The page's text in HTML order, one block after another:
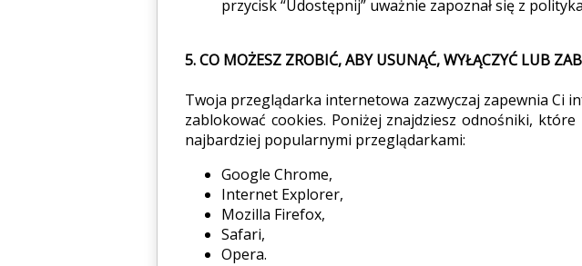
przycisk “Udostępnij” uważnie zapoznał się z
5. CO MOŻESZ ZROBIĆ, ABY USUNĄĆ, WYŁĄCZYĆ LUB
Twoja przeglądarka internetowa zazwyczaj zapewnia Ci
zablokować cookies. Poniżej znajdziesz odnośniki,
najbardziej popularnymi przeglądarkami:
Google Chrome,
Internet Explorer,
Mozilla Firefox,
Safari,
Opera.